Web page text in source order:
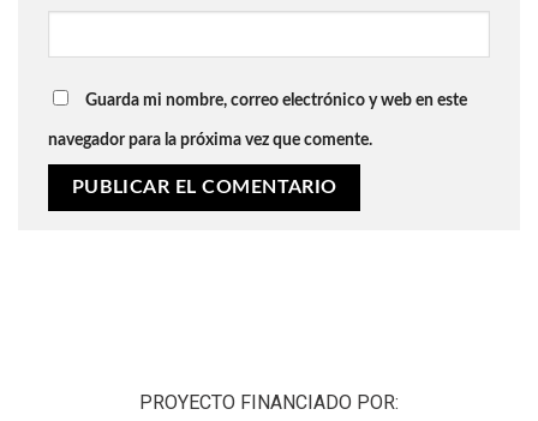
Guarda mi nombre, correo electrónico y web en este
navegador para la próxima vez que comente.
PROYECTO FINANCIADO POR: